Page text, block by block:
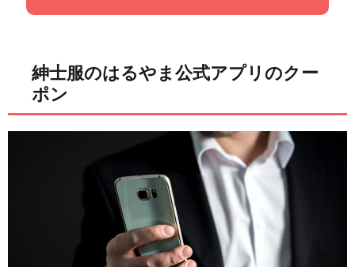
紳士服のはるやま公式アプリのクー
ポン